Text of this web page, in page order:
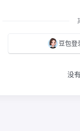
豆包登
没